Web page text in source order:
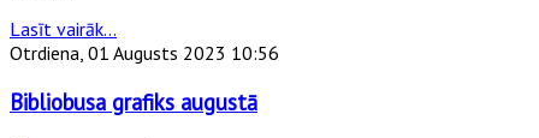
Lasīt vairāk...
Otrdiena, 01 Augusts 2023 10:56
Bibliobusa grafiks augustā